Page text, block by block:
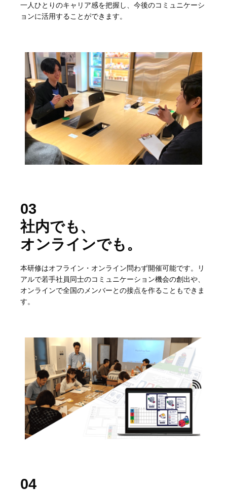
一人ひとりのキャリア感を把握し、今後のコミュニケーシ
ョンに活用することができます。
03
社内でも、
オンラインでも。
本研修はオフライン・オンライン問わず開催可能です。リ
アルで若手社員同士のコミュニケーション機会の創出や、
オンラインで全国のメンバーとの接点を作ることもできま
す。
04